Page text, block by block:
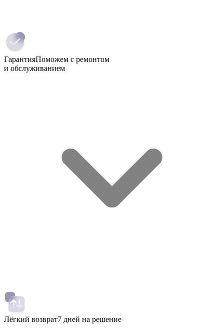
ГарантияПоможем с ремонтом
и обслуживанием
Лёгкий возврат7 дней на решение